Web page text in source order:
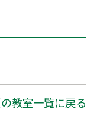
教室一覧に戻る